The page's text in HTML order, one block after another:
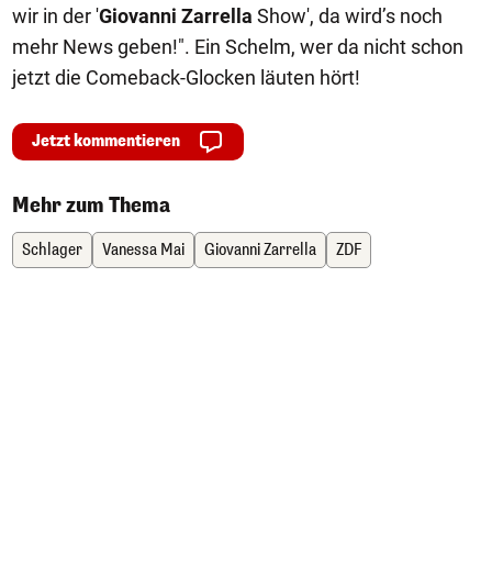
wir in der 'Giovanni Zarrella Show', da wird’s noch
mehr News geben!". Ein Schelm, wer da nicht schon
jetzt die Comeback-Glocken läuten hört!
Jetzt kommentieren
Mehr zum Thema
Schlager Vanessa Mai Giovanni Zarrella ZDF